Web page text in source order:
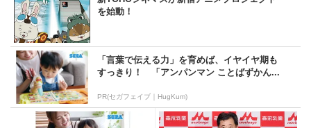
を始動！
「言葉で伝える力」を育めば、イヤイヤ期も
すっきり！ 「アンパンマン ことばずかん...
PR(セガフェイブ｜HugKum)